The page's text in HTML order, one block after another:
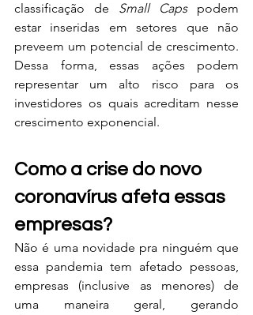
classificação de Small Caps podem
estar inseridas em setores que não
preveem um potencial de crescimento.
Dessa forma, essas ações podem
representar um alto risco para os
investidores os quais acreditam nesse
crescimento exponencial.
Como a crise do novo
coronavírus afeta essas
empresas?
Não é uma novidade pra ninguém que
essa pandemia tem afetado pessoas,
empresas (inclusive as menores) de
uma maneira geral, gerando